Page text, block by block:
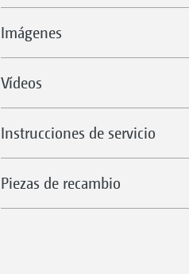
Imágenes
Vídeos
Instrucciones de servicio
Piezas de recambio